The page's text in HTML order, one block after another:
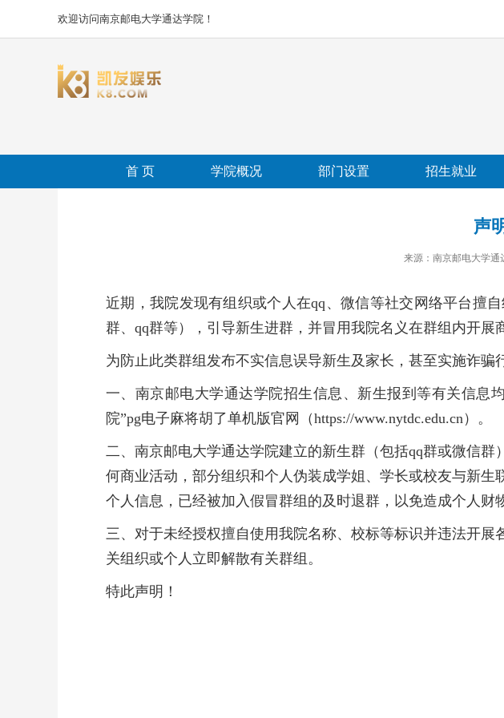
欢迎访问南京邮电大学通达学院！
首 页 学院概况 部门设置 招生就业
声
来源：南京邮电大学通
近期，我院发现有组织或个人在qq、微信等社交网络平台擅
群、qq群等），引导新生进群，并冒用我院名义在群组内开展
为防止此类群组发布不实信息误导新生及家长，甚至实施诈
一、南京邮电大学通达学院招生信息、新生报到等有关信息
院”pg电子麻将胡了单机版官网（https://www.nytdc.edu.cn）。
二、南京邮电大学通达学院建立的新生群（包括qq群或微信
何商业活动，部分组织和个人伪装成学姐、学长或校友与新
个人信息，已经被加入假冒群组的及时退群，以免造成个人财
三、对于未经授权擅自使用我院名称、校标等标识并违法开
关组织或个人立即解散有关群组。
特此声明！